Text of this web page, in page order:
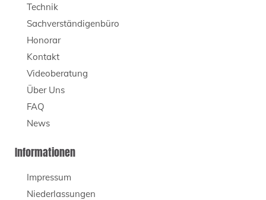
Technik
Sachverständigenbüro
Honorar
Kontakt
Videoberatung
Über Uns
FAQ
News
Informationen
Impressum
Niederlassungen